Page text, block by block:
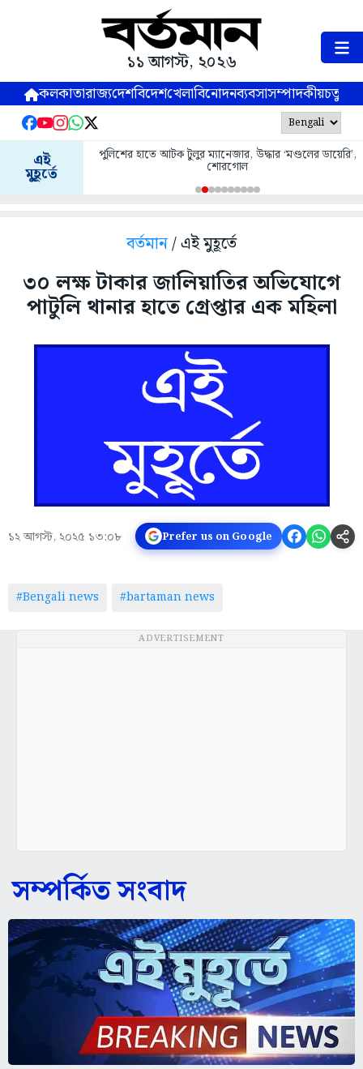
১১ আগস্ট, ২০২৬
কলকাতারাজ্যদেশবিদেশখেলাবিনোদনব্যবসাসম্পাদকীয়
এই
মুহূর্তে
পুলিশের হাতে আটক টুলুর ম্যানেজার, উদ্ধার ‘মণ্ডলের ডায়েরি’,
শোরগোল
বর্তমান/ এই মুহূর্তে
৩০ লক্ষ টাকার জালিয়াতির অভিযোগে
পাটুলি থানার হাতে গ্রেপ্তার এক মহিলা
১২ আগস্ট, ২০২৫ ১৩:০৮ Prefer us on Google
#Bengali news #bartaman news
ADVERTISEMENT
সম্পর্কিত সংবাদ